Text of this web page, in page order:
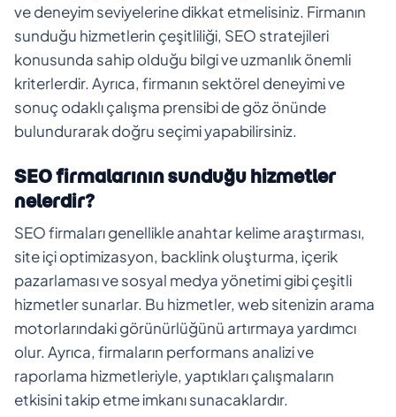
ve deneyim seviyelerine dikkat etmelisiniz. Firmanın
sunduğu hizmetlerin çeşitliliği, SEO stratejileri
konusunda sahip olduğu bilgi ve uzmanlık önemli
kriterlerdir. Ayrıca, firmanın sektörel deneyimi ve
sonuç odaklı çalışma prensibi de göz önünde
bulundurarak doğru seçimi yapabilirsiniz.
SEO firmalarının sunduğu hizmetler
nelerdir?
SEO firmaları genellikle anahtar kelime araştırması,
site içi optimizasyon, backlink oluşturma, içerik
pazarlaması ve sosyal medya yönetimi gibi çeşitli
hizmetler sunarlar. Bu hizmetler, web sitenizin arama
motorlarındaki görünürlüğünü artırmaya yardımcı
olur. Ayrıca, firmaların performans analizi ve
raporlama hizmetleriyle, yaptıkları çalışmaların
etkisini takip etme imkanı sunacaklardır.